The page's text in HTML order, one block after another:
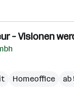
– Visionen
Homeoffice ab